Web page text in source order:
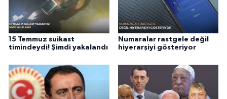
15 Temmuz suikast
timindeydi! Şimdi yakalandı
Numaralar rastgele değil
hiyerarşiyi gösteriyor